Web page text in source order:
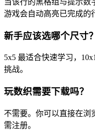
当该行的黑格组与提示数
游戏会自动高亮已完成的
新手应该选哪个尺寸？
5x5 最适合快速学习，
挑战。
玩数织需要下载吗？
不需要。你可以直接在浏
需注册。